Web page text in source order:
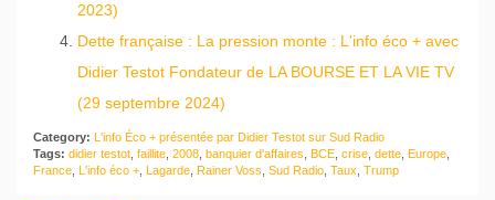
2023)
Dette française : La pression monte : L'info éco + avec
Didier Testot Fondateur de LA BOURSE ET LA VIE TV
(29 septembre 2024)
Category: L'info Éco + présentée par Didier Testot sur Sud Radio
Tags: didier testot faillite 2008 banquier d'affaires BCE crise dette Europe
France L'info éco + Lagarde Rainer Voss Sud Radio Taux Trump